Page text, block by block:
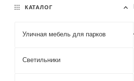
КАТАЛОГ
Уличная мебель для парков
Светильники